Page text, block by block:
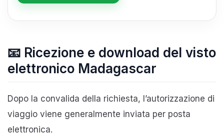
📧 Ricezione e download del visto
elettronico Madagascar
Dopo la convalida della richiesta, l’autorizzazione di
viaggio viene generalmente inviata per posta
elettronica.